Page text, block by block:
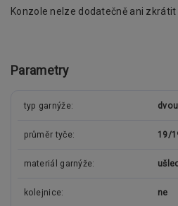
Konzole nelze dodatečně ani
Parametry
typ garnýže
průměr tyče 19/
materiál garnýže
kolejnice ne